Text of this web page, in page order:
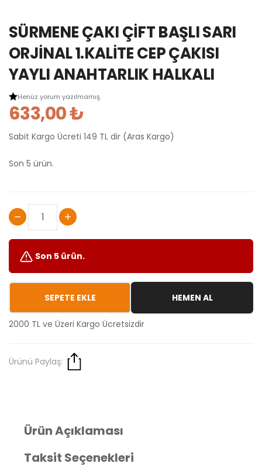
SÜRMENE ÇAKI ÇİFT BAŞLI SARI
ORJİNAL 1.KALİTE CEP ÇAKISI
YAYLI ANAHTARLIK HALKALI
Henüz yorum yazılmamış.
633,00 ₺
Sabit Kargo Ücreti 149 TL dir (Aras Kargo)
Son 5 ürün.
Son 5 ürün.
SEPETE EKLE HEMEN AL
2000 TL ve Üzeri Kargo Ücretsizdir
Ürünü Paylaş:
Ürün Açıklaması
Taksit Seçenekleri